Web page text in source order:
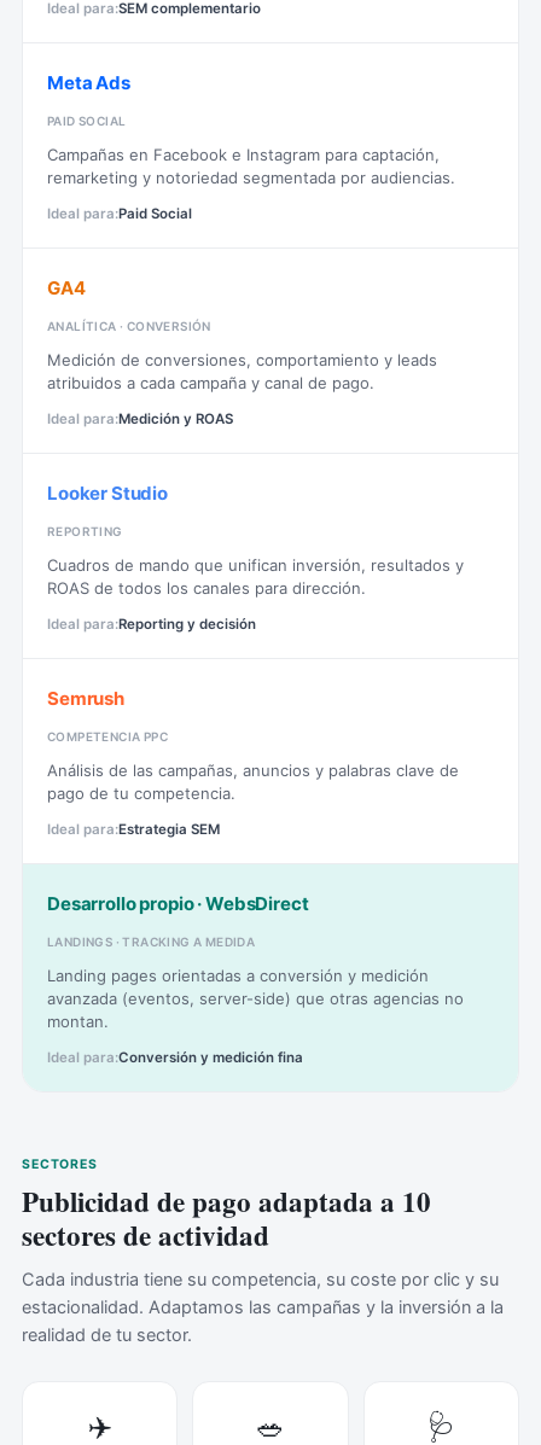
SEM complementario
Meta Ads
PAID SOCIAL
Campañas en Facebook e Instagram para captación,
remarketing y notoriedad segmentada por audiencias.
Paid Social
GA4
ANALÍTICA · CONVERSIÓN
Medición de conversiones, comportamiento y leads
atribuidos a cada campaña y canal de pago.
Medición y ROAS
Looker Studio
REPORTING
Cuadros de mando que unifican inversión, resultados y
ROAS de todos los canales para dirección.
Reporting y decisión
Semrush
COMPETENCIA PPC
Análisis de las campañas, anuncios y palabras clave de
pago de tu competencia.
Estrategia SEM
Desarrollo propio · WebsDirect
LANDINGS · TRACKING A MEDIDA
Landing pages orientadas a conversión y medición
avanzada (eventos, server-side) que otras agencias no
montan.
Conversión y medición fina
SECTORES
Publicidad de pago adaptada a 10
sectores de actividad
Cada industria tiene su competencia, su coste por clic y su
estacionalidad. Adaptamos las campañas y la inversión a la
realidad de tu sector.
✈️ 🥗 🩺